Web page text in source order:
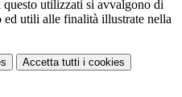
utilizzati si avvalgono di
ed utili alle finalità illustrate nella
Accetta tutti i cookies